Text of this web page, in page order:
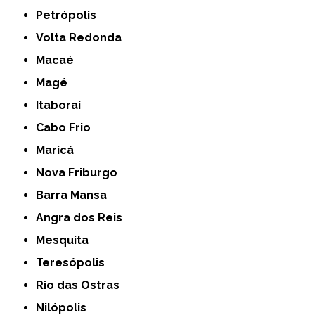
Petrópolis
Volta Redonda
Macaé
Magé
Itaboraí
Cabo Frio
Maricá
Nova Friburgo
Barra Mansa
Angra dos Reis
Mesquita
Teresópolis
Rio das Ostras
Nilópolis